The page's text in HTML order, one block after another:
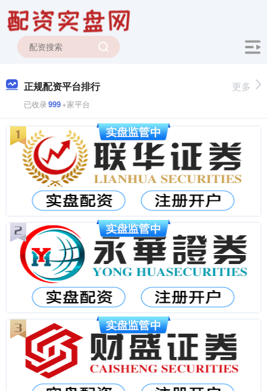
正规配资平台排行
已收录999+家平台
更多